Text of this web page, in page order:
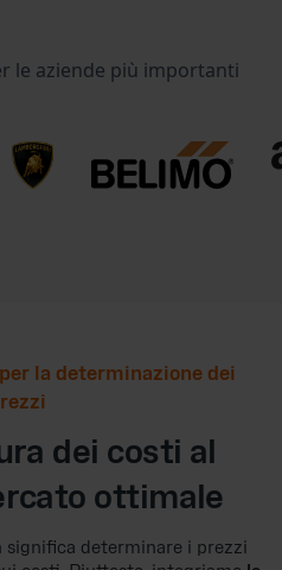
le aziende più importanti
la determinazione dei
dei costi al
ottimale
significa determinare i prezzi